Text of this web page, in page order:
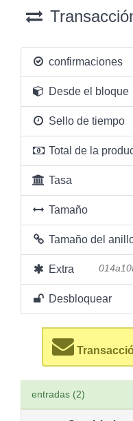
confirmaciones
Desde el bloque
Sello de tiempo
Total de la
Tasa
Tamaño
Tamaño del
Extra
Desbloquear
entradas (2)